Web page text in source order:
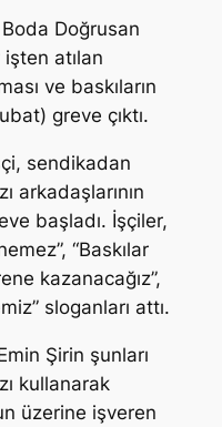
Doğrusan
atılan
ve baskıların
greve çıktı.
sendikadan
arkadaşlarının
başladı. İşçiler,
“Baskılar
kazanacağız”,
sloganları attı.
Şirin şunları
kullanarak
üzerine işveren